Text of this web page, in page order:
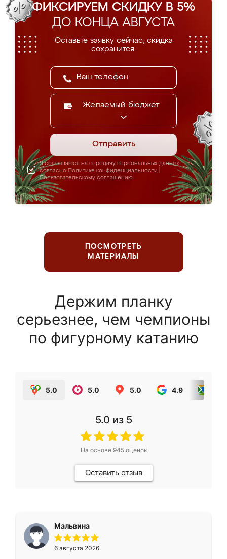
ФИКСИРУЕМ СКИДКУ В 5%
ДО КОНЦА АВГУСТА
Оставьте заявку сейчас, скидка
сохранится.
Желаемый бюджет
Отправить
Я соглашаюсь на передачу персональных данных
согласно Политике конфиденциальности
Пользовательскому соглашению
ПОСМОТРЕТЬ
МАТЕРИАЛЫ
Держим планку
серьезнее, чем чемпионы
по фигурному катанию
5.0 5.0 5.0 4.9
5.0 из 5
На основе 945оценок
Оставить отзыв
Мальвина
6 августа 2026